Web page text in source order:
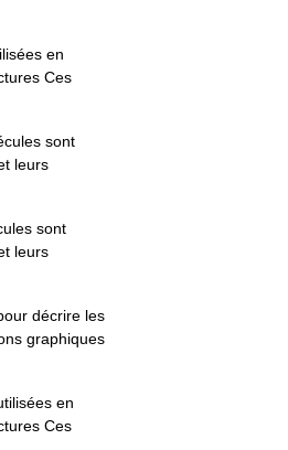
en
Ces
sont
leurs
sont
leurs
décrire les
graphiques
en
Ces